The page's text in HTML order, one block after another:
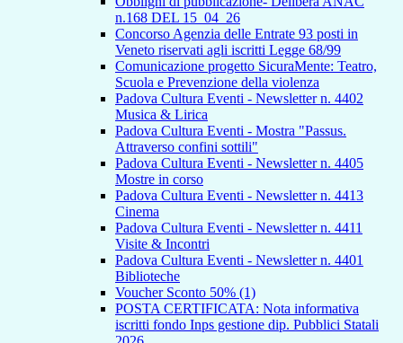
n.168 DEL 15_04_26
Concorso Agenzia delle Entrate 93 posti in
Veneto riservati agli iscritti Legge 68/99
Comunicazione progetto SicuraMente: Teatro,
Scuola e Prevenzione della violenza
Padova Cultura Eventi - Newsletter n. 4402
Musica & Lirica
Padova Cultura Eventi - Mostra "Passus.
Attraverso confini sottili"
Padova Cultura Eventi - Newsletter n. 4405
Mostre in corso
Padova Cultura Eventi - Newsletter n. 4413
Cinema
Padova Cultura Eventi - Newsletter n. 4411
Visite & Incontri
Padova Cultura Eventi - Newsletter n. 4401
Biblioteche
Voucher Sconto 50% (1)
POSTA CERTIFICATA: Nota informativa
iscritti fondo Inps gestione dip. Pubblici Statali